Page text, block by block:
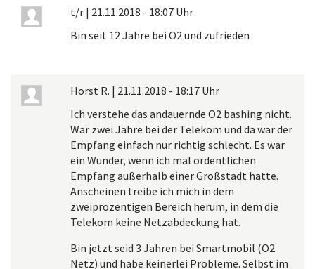
t/r | 21.11.2018 - 18:07 Uhr
Bin seit 12 Jahre bei O2 und zufrieden
Horst R. | 21.11.2018 - 18:17 Uhr
Ich verstehe das andauernde O2 bashing nicht.
War zwei Jahre bei der Telekom und da war der
Empfang einfach nur richtig schlecht. Es war
ein Wunder, wenn ich mal ordentlichen
Empfang außerhalb einer Großstadt hatte.
Anscheinen treibe ich mich in dem
zweiprozentigen Bereich herum, in dem die
Telekom keine Netzabdeckung hat.
Bin jetzt seid 3 Jahren bei Smartmobil (O2
Netz) und habe keinerlei Probleme. Selbst im